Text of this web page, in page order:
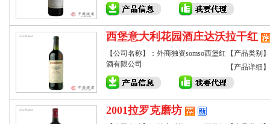
西堡意大利花园酒庄达沃拉干红
【公司名称】：外商独资somso西堡红
酒有限公司
【产品类别
【产品详细
2001拉罗克磨坊